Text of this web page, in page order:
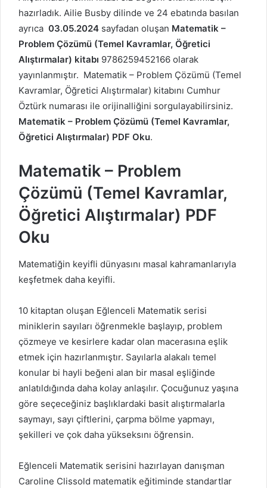
hazırladık. Ailie Busby dilinde ve 24 ebatında basılan
ayrıca 03.05.2024 sayfadan oluşan Matematik –
Problem Çözümü (Temel Kavramlar, Öğretici
Alıştırmalar) kitabı 9786259452166 olarak
yayınlanmıştır. Matematik – Problem Çözümü (Temel
Kavramlar, Öğretici Alıştırmalar) kitabını Cumhur
Öztürk numarası ile orijinalliğini sorgulayabilirsiniz.
Matematik – Problem Çözümü (Temel Kavramlar,
Öğretici Alıştırmalar) PDF Oku.
Matematik – Problem
Çözümü (Temel Kavramlar,
Öğretici Alıştırmalar) PDF
Oku
Matematiğin keyifli dünyasını masal kahramanlarıyla
keşfetmek daha keyifli.
10 kitaptan oluşan Eğlenceli Matematik serisi
miniklerin sayıları öğrenmekle başlayıp, problem
çözmeye ve kesirlere kadar olan macerasına eşlik
etmek için hazırlanmıştır. Sayılarla alakalı temel
konular bi hayli beğeni alan bir masal eşliğinde
anlatıldığında daha kolay anlaşılır. Çocuğunuz yaşına
göre seçeceğiniz başlıklardaki basit alıştırmalarla
saymayı, sayı çiftlerini, çarpma bölme yapmayı,
şekilleri ve çok daha yükseksını öğrensin.
Eğlenceli Matematik serisini hazırlayan danışman
Caroline Clissold matematik eğitiminde standartlar